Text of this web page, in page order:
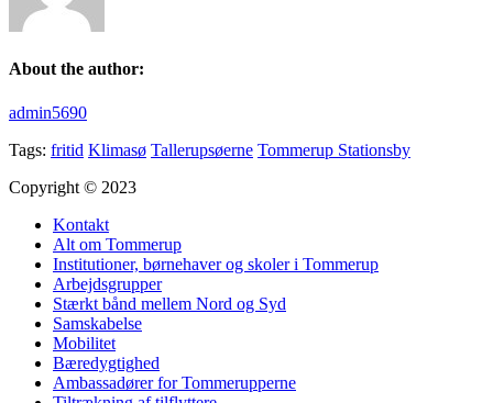
About the author:
admin5690
Tags: fritid Klimasø Tallerupsøerne Tommerup Stationsby
Copyright © 2023
Kontakt
Alt om Tommerup
Institutioner, børnehaver og skoler i Tommerup
Arbejdsgrupper
Stærkt bånd mellem Nord og Syd
Samskabelse
Mobilitet
Bæredygtighed
Ambassadører for Tommerupperne